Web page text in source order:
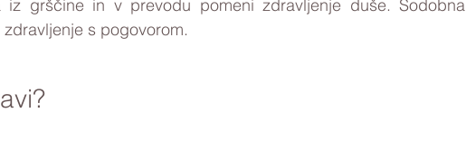
iz grščine in v prevodu pomeni zdravljenje duše. Sodobna
s pogovorom.